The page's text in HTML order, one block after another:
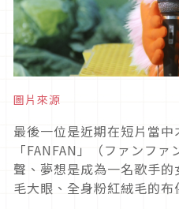
圖片來源
最後一位是近期在短片當
「FANFAN」（ファンフ
聲、夢想是成為一名歌手
毛大眼、全身粉紅絨毛的布